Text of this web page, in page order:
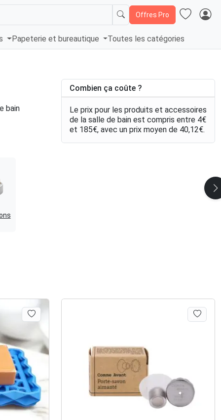
Offres Pro
Papeterie et bureautique Toutes les catégories
bain
Combien ça coûte ?
Le prix pour les produits et accessoires
de la salle de bain est compris entre 4€
et 185€, avec un prix moyen de 40,12€.